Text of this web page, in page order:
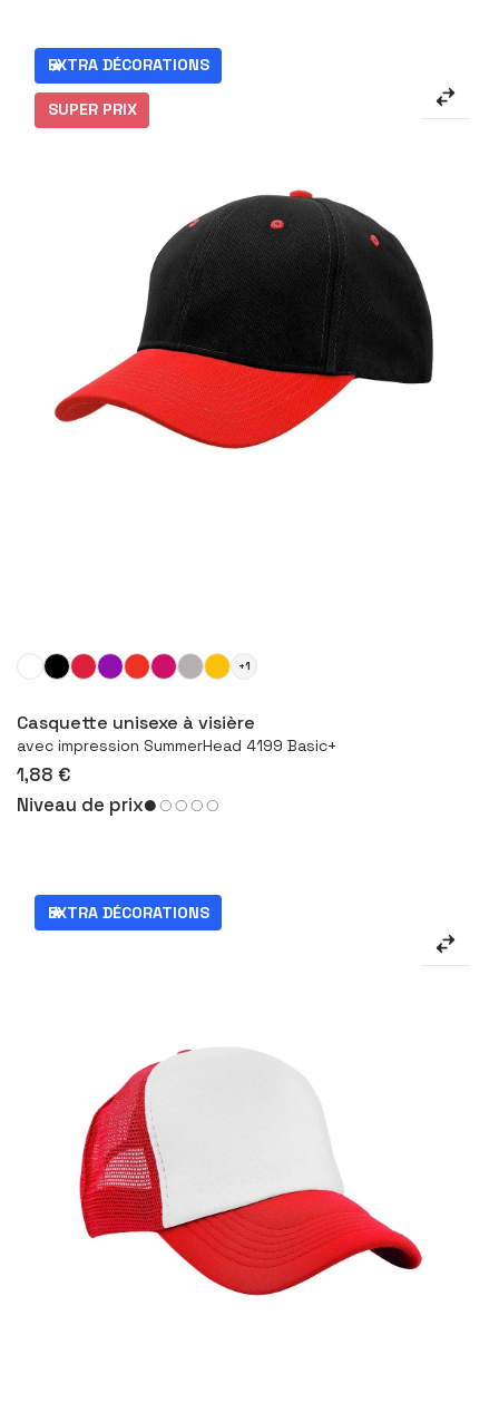
Configurer le produit
+1
Casquette unisexe à visière
avec impression SummerHead 4199 Basic+
1,88 €
Niveau de prix
EXTRA DÉCORATIONS
SUPER PRIX
EXTRA DÉCORATIONS